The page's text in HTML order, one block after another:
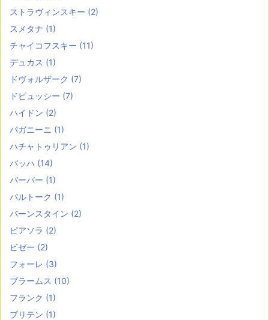
ストラヴィンスキー (2)
スメタナ (1)
チャイコフスキー (11)
デュカス (1)
ドヴォルザーク (7)
ドビュッシー (7)
ハイドン (2)
パガニーニ (1)
ハチャトゥリアン (1)
バッハ (14)
バーバー (1)
バルトーク (1)
バーンスタイン (2)
ピアソラ (2)
ビゼー (2)
フォーレ (3)
ブラームス (10)
フランク (1)
ブリテン (1)